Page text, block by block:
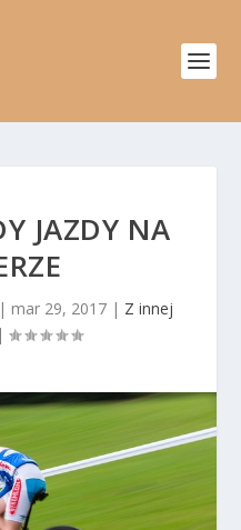
JAZDY NA
| mar 29, 2017| Z innej
|